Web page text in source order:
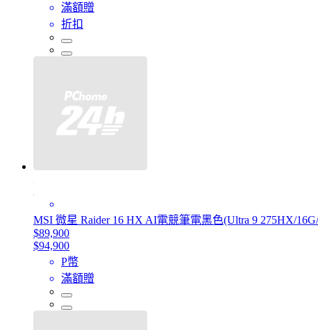
滿額贈
折扣
MSI 微星 Raider 16 HX AI電競筆電黑色(Ultra 9 275HX/
$89,900
$94,900
P幣
滿額贈